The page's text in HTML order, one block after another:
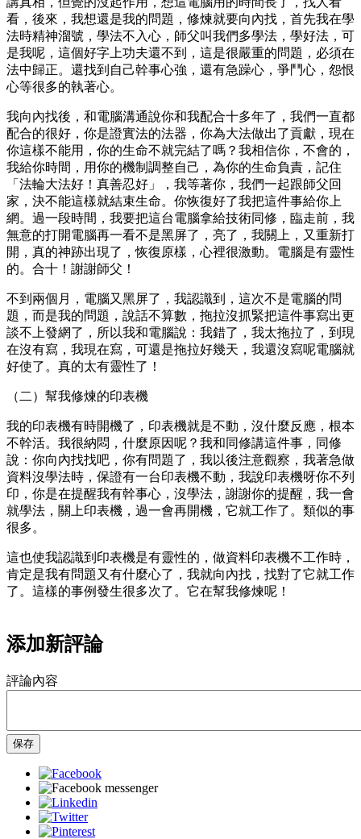
看，後來，我想還是我的問題，修煉就要向內找，首先我在學
法時精神溜號，學法不入心，師父叫我們多學法，學好法，可
是我呢，這個好字上功夫還不到，這是很嚴重的問題，必須在
法中歸正。還找到自己幹事心強，還有急躁心，爭鬥心，怨恨
心等很多的執著心。
我向內找後，和電腦溝通說你和我配合十多年了，我們一直都
配合的很好，你是證實法的法器，你為大法做出了貢獻，現在
你這樣不能用，你的生命不就完結了嗎？我相信你，不會的，
我給你時間，用你的機制調整自己，為你的生命負責，記住
「法輪大法好！真善忍好」，我等著你，我們一起跟師父回
家，決不能這樣就結束生命。你恢復好了我把這件事給你上
網。過一段時間，我要把這台電腦拿給技術同修，臨走前，我
無意的打開電腦再一看不是黑屏了，亮了，我關上，又重新打
開，真的神跡出現了，恢復原樣，心裡很激動。電腦是有靈性
的。合十！謝謝師父！
不到兩個月，電腦又黑屏了，我認識到，這次不是電腦的問
題，而是我的問題，說話不算數，拖拉沒抓緊把這件事寫出更
談不上發網了，所以我和電腦說：我錯了，我太拖拉了，到現
在沒有寫，我現在寫，可還是拖拉好幾天，我還沒寫呢電腦就
好使了。真的太有靈性了！
（二）幫我修煉的印表機
我的印表機有時開機了，印表機就是不動，沒什麼反應，根本
不幹活。我很納悶，什麼原因呢？我和同修講這件事，同修
說：你向內找找吧，你有問題了，我以後注意觀察，我著急做
資料沒學法時，保證有一台印表機不動，我說印表機呀你不列
印，你是在提醒我有幹事心，沒學法，謝謝你的提醒，我一會
就學法，關上印表機，過一會再開機，它就工作了。類似的事
很多。
這也使我認識到印表機是有靈性的，做資料印表機不工作時，
肯定是我有問題又有什麼心了，我就向內找，找對了它就工作
了。這樣的事例發生很多次了。它在幫我修煉呢！
添加新評論
評論內容
保存